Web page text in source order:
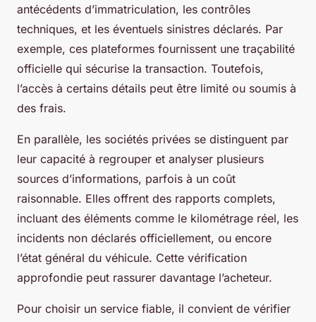
antécédents d’immatriculation, les contrôles
techniques, et les éventuels sinistres déclarés. Par
exemple, ces plateformes fournissent une traçabilité
officielle qui sécurise la transaction. Toutefois,
l’accès à certains détails peut être limité ou soumis à
des frais.
En parallèle, les sociétés privées se distinguent par
leur capacité à regrouper et analyser plusieurs
sources d’informations, parfois à un coût
raisonnable. Elles offrent des rapports complets,
incluant des éléments comme le kilométrage réel, les
incidents non déclarés officiellement, ou encore
l’état général du véhicule. Cette vérification
approfondie peut rassurer davantage l’acheteur.
Pour choisir un service fiable, il convient de vérifier